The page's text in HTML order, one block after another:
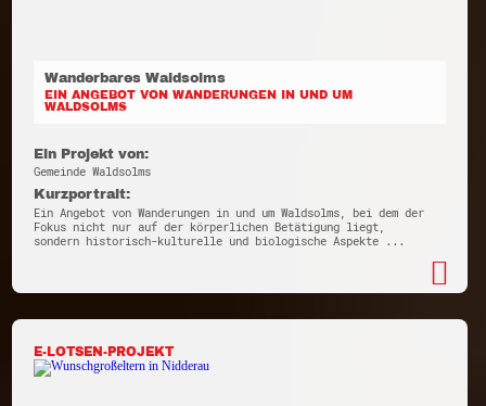
Wanderbares Waldsolms
EIN ANGEBOT VON WANDERUNGEN IN UND UM
WALDSOLMS
Ein Projekt von:
Gemeinde Waldsolms
Kurzportrait:
Ein Angebot von Wanderungen in und um Waldsolms, bei dem der
Fokus nicht nur auf der körperlichen Betätigung liegt,
sondern historisch-kulturelle und biologische Aspekte ...
E-LOTSEN-PROJEKT